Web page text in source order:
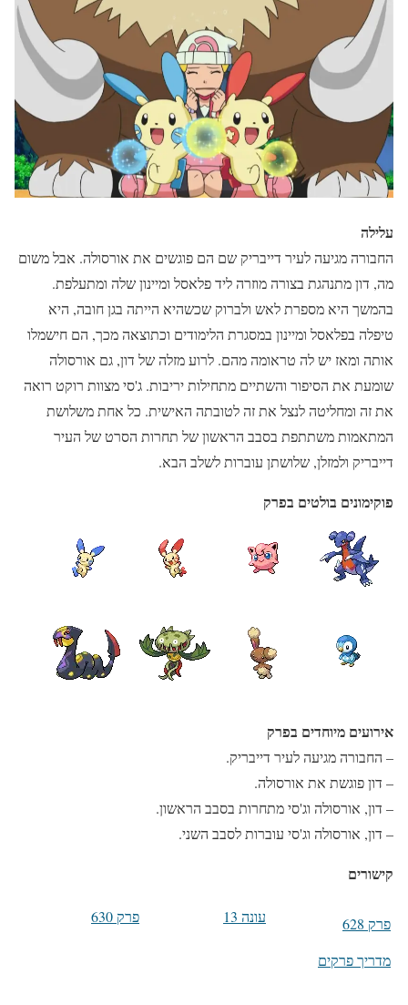
עלילה
החבורה מגיעה לעיר דייבריק שם הם פוגשים את אורסולה. אבל משום
מה, דון מתנהגת בצורה מוזרה ליד פלאסל ומיינון שלה ומתעלפת.
בהמשך היא מספרת לאש ולברוק שכשהיא הייתה בגן חובה, היא
טיפלה בפלאסל ומיינון במסגרת הלימודים וכתוצאה מכך, הם חישמלו
אותה ומאז יש לה טראומה מהם. לרוע מזלה של דון, גם אורסולה
שומעת את הסיפור והשתיים מתחילות יריבות. ג'סי מצוות רוקט רואה
את זה ומחליטה לנצל את זה לטובתה האישית. כל אחת משלושת
המתאמות משתתפת בסבב הראשון של תחרות הסרט של העיר
דייבריק ולמזלן, שלושתן עוברות לשלב הבא.
פוקימונים בולטים בפרק
אירועים מיוחדים בפרק
– החבורה מגיעה לעיר דייבריק.
– דון פוגשת את אורסולה.
– דון, אורסולה וג'סי מתחרות בסבב הראשון.
– דון, אורסולה וג'סי עוברות לסבב השני.
קישורים
פרק 628 עונה 13 פרק 630
מדריך פרקים